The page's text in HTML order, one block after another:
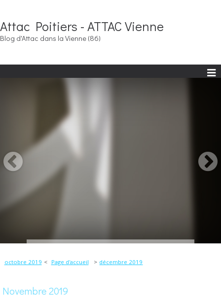
Attac Poitiers - ATTAC Vienne
Blog d'Attac dans la Vienne (86)
octobre 2019 Page d'accueil décembre 2019
Novembre 2019